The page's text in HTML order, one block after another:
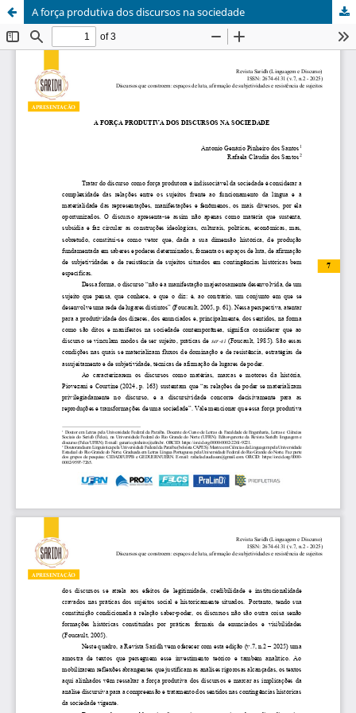
A força produtiva dos discursos na sociedade